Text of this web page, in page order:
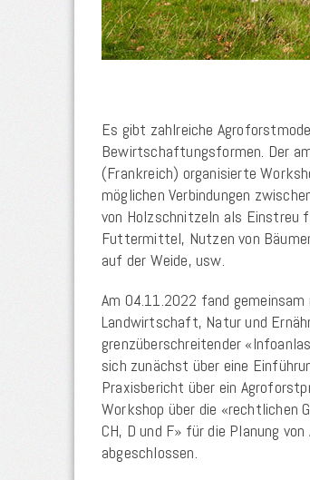
Es gibt zahlreiche
Bewirtschaftungsformen. Der
(Frankreich) organisierte
möglichen Verbindungen
von Holzschnitzeln als Einstreu
Futtermittel, Nutzen von
auf der Weide, usw.
Am 04.11.2022 fand
Landwirtschaft, Natur und
grenzüberschreitender
sich zunächst über eine
Praxisbericht über ein
Workshop über die «rechtlichen
CH, D und F» für die Planung
abgeschlossen.